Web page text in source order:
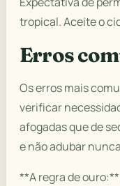
tropical. Aceite o
Erros
Os erros mais
verificar
afogadas que de
e não adubar
**A regra de